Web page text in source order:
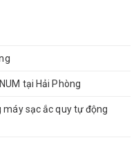
tại Hải Phòng
máy sạc ắc quy tự động